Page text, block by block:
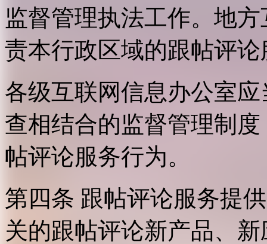
监督管理执法工作。地
责本行政区域的跟帖评
各级互联网信息办公室
查相结合的监督管理制
帖评论服务行为。
第四条 跟帖评论服务提
关的跟帖评论新产品、